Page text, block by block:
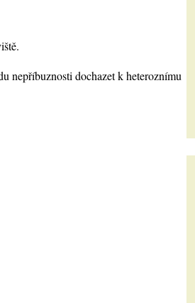
nepříbuznosti dochazet k heteroznímu